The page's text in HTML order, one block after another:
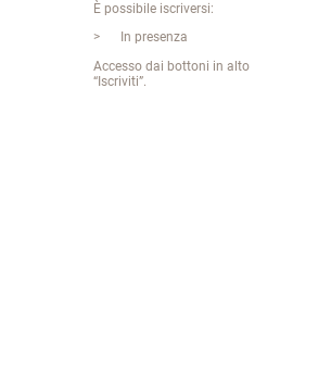
È possibile iscriversi:
In presenza
Accesso dai bottoni in alto
“Iscriviti”.